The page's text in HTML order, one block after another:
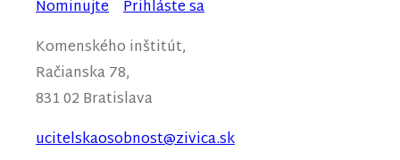
Nominujte Prihláste sa
Komenského inštitút,
Račianska 78,
831 02 Bratislava
ucitelskaosobnost@zivica.sk